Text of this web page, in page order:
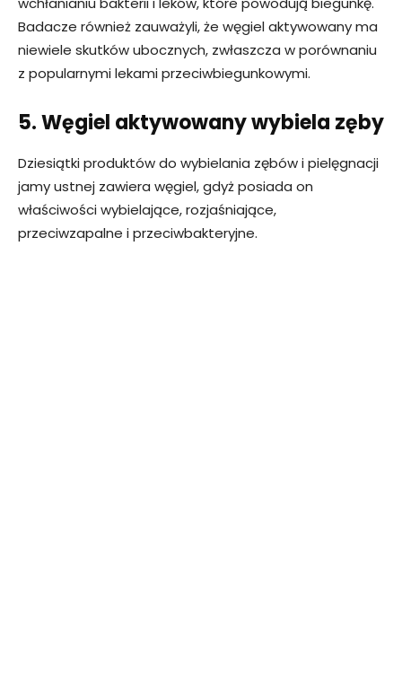
Badacze również zauważyli, że węgiel aktywowany ma
niewiele skutków ubocznych, zwłaszcza w porównaniu
z popularnymi lekami przeciwbiegunkowymi.
5. Węgiel aktywowany wybiela zęby
Dziesiątki produktów do wybielania zębów i pielęgnacji
jamy ustnej zawiera węgiel, gdyż posiada on
właściwości wybielające, rozjaśniające,
przeciwzapalne i przeciwbakteryjne.